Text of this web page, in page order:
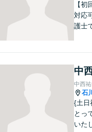
【
対応
護士
中
中西
石
{土日
とっ
いた